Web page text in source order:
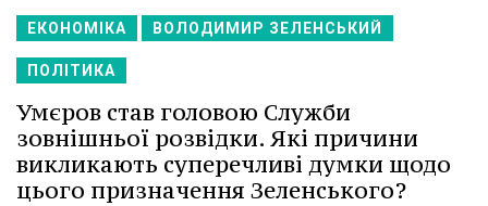
ЕКОНОМІКА ВОЛОДИМИР ЗЕЛЕНСЬКИЙ
ПОЛІТИКА
Умєров став головою Служби
зовнішньої розвідки. Які причини
викликають суперечливі думки щодо
цього призначення Зеленського?